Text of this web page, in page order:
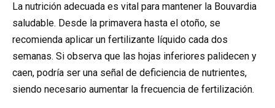
La nutrición adecuada es vital para mantener la Bouvardia
saludable. Desde la primavera hasta el otoño, se
recomienda aplicar un fertilizante líquido cada dos
semanas. Si observa que las hojas inferiores palidecen y
caen, podría ser una señal de deficiencia de nutrientes,
siendo necesario aumentar la frecuencia de fertilización.